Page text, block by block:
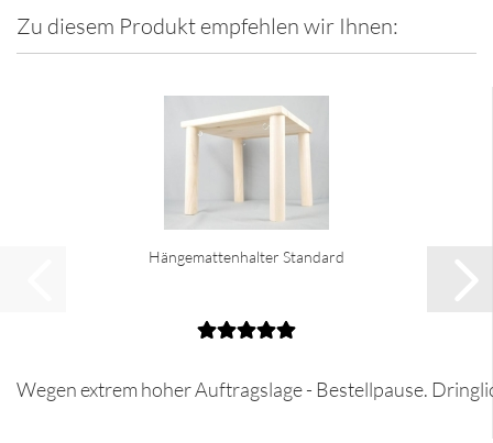
Zu diesem Produkt empfehlen wir Ihnen:
Hängemattenhalter Standard
Wegen extrem hoher Auftragslage - Bestellpause.